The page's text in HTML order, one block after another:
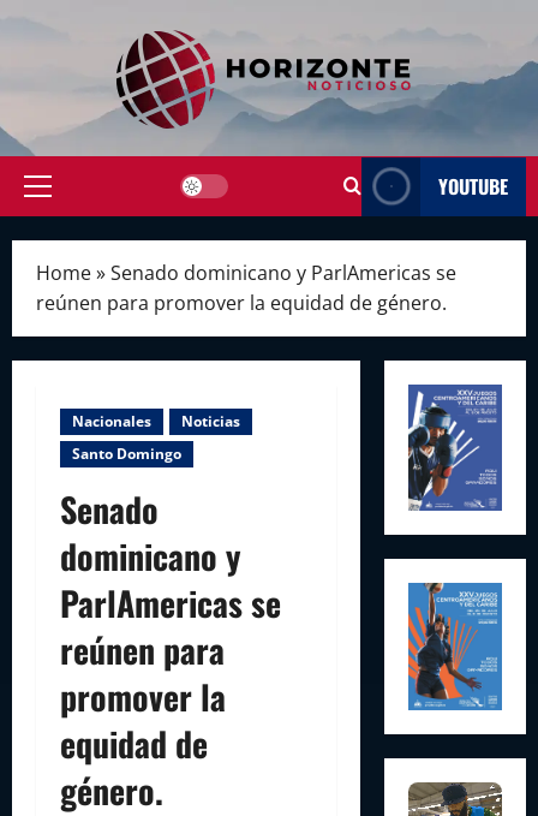
Primary
YOUTUBE
Home»Senado dominicano y ParlAmericas se
reúnen para promover la equidad de género.
Nacionales
Noticias
Santo Domingo
Senado
dominicano y
ParlAmericas se
reúnen para
promover la
equidad de
género.